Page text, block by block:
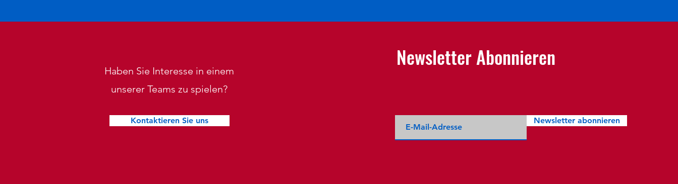
Haben Sie Interesse in einem
unserer Teams zu spielen?
Kontaktieren Sie uns
Newsletter Abonnieren
Newsletter abonnieren